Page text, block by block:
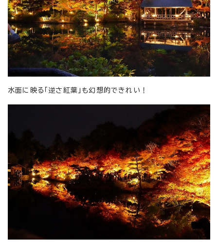
水面に映る「逆さ紅葉」も幻想的できれい！